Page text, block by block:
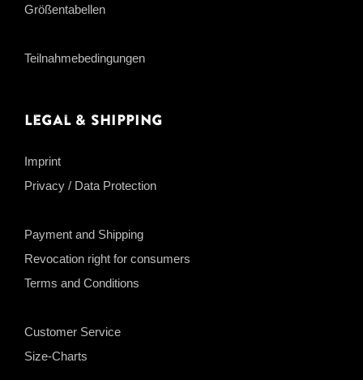
Größentabellen
Teilnahmebedingungen
Legal & Shipping
Imprint
Privacy / Data Protection
Payment and Shipping
Revocation right for consumers
Terms and Conditions
Customer Service
Size-Charts